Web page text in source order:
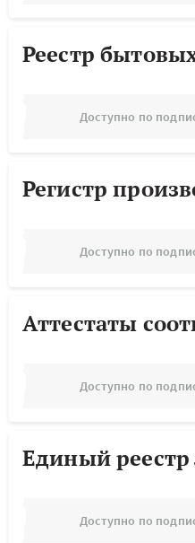
Реестр
Доступно по
Регистр
Доступно по
Аттестаты
Доступно по
Единый
Доступно по